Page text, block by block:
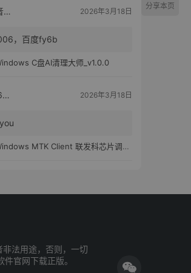
枫音应用 2026年3月18日
，百度fy6b
C盘AI清理大师_v1.0.0
25651 2026年3月18日
MTK Client 联发科芯片调试工具_v2.01 汉化版
法用途，否则，一切
官网下载正版。
分享本页